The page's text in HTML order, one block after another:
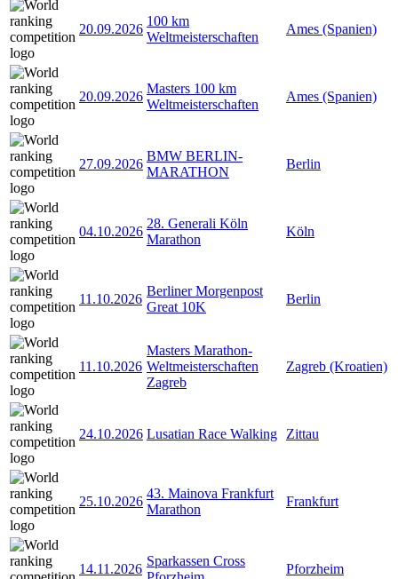
20.09.2026
100 km
Weltmeisterschaften
Ames (Spanien)
20.09.2026
Masters 100 km
Weltmeisterschaften
Ames (Spanien)
27.09.2026
BMW BERLIN-
MARATHON
Berlin
04.10.2026
28. Generali Köln
Marathon
Köln
11.10.2026
Berliner Morgenpost
Great 10K
Berlin
11.10.2026
Masters Marathon-
Weltmeisterschaften
Zagreb
Zagreb (Kroatien)
24.10.2026 Lusatian Race Walking Zittau
25.10.2026
43. Mainova Frankfurt
Marathon
Frankfurt
14.11.2026
Sparkassen Cross
Pforzheim